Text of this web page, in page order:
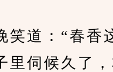
道：“春香
里伺候久了